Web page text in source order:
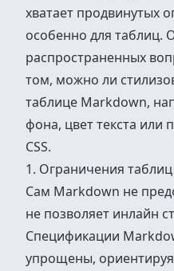
хватает продвинутых
особенно для таблиц.
распространенных
том, можно ли
таблице Markdown,
фона, цвет текста или
CSS.
1. Ограничения
Сам Markdown не
не позволяет инлайн
Спецификации
упрощены,